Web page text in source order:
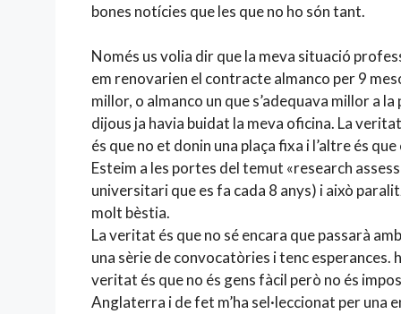
bones notícies que les que no ho són tant.
Només us volia dir que la meva situació
em renovarien el contracte almanco per 9
millor, o almanco un que s’adequava millor a
dijous ja havia buidat la meva oficina. La
és que no et donin una plaça fixa i l’altre és
Esteim a les portes del temut «research
universitari que es fa cada 8 anys) i això
molt bèstia.
La veritat és que no sé encara que passarà
una sèrie de convocatòries i tenc
veritat és que no és gens fàcil però no és
Anglaterra i de fet m’ha sel·leccionat per una